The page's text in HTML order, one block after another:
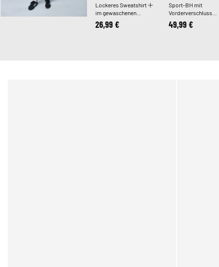
Lockeres Sweatshirt
im gewaschenen
Look
26,99 €
Sport-BH mit
Vorderverschluss
und hohem Halt
49,99 €